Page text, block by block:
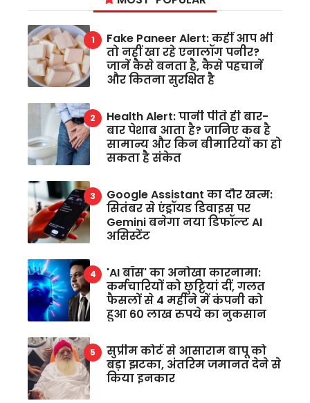
Fake Paneer Alert: कहीं आप भी
तो नहीं खा रहे एनालॉग पनीर?
जानें कैसे बनता है, कैसे पहचानें
और कितना सुरक्षित है
Health Alert: पानी पीते ही बार-
बार पेशाब आता है? जानिए कब है
सामान्य और किन बीमारियों का हो
सकता है संकेत
Google Assistant का दौर खत्म:
सितंबर से एंड्रॉयड डिवाइस पर
Gemini बनेगा नया डिफॉल्ट AI
असिस्टेंट
'AI बॉस' का अनोखा कारनामा:
कर्मचारियों को छुट्टियां दीं, गलत
फैसलों से 4 महीने में कंपनी को
हुआ 60 लाख रुपये का नुकसान
सुप्रीम कोर्ट से आसाराम बापू को
बड़ा झटका, अंतरिम जमानत देने से
किया इनकार